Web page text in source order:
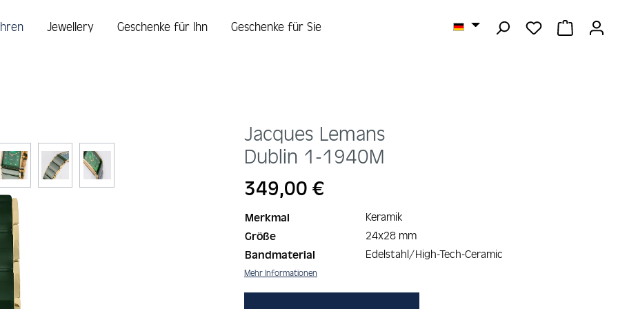
DU HAST 0
Jewellery Geschenke für Ihn Geschenke für Sie
Jacques Lemans
Dublin 1-1940M
Regulärer Preis:
349,00 €
Merkmal Keramik
Größe 24x28 mm
Bandmaterial Edelstahl/High-Tech-Ceramic
Mehr Informationen